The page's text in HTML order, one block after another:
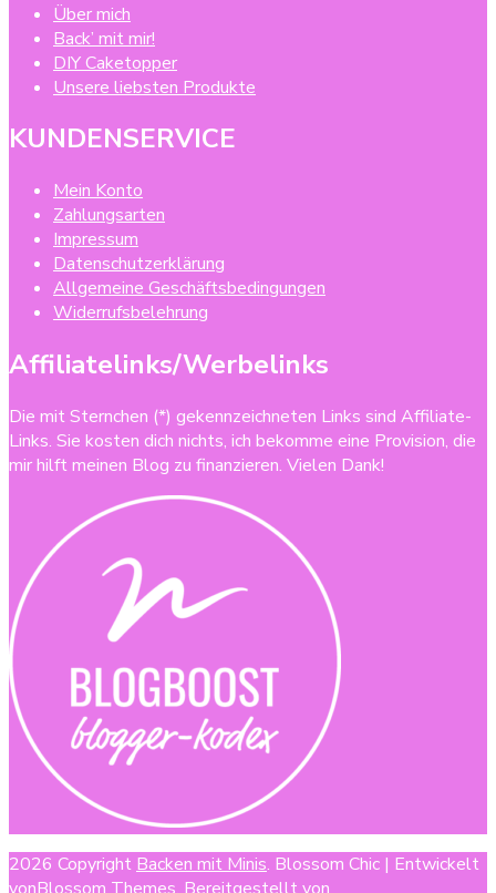
Über mich
Back’ mit mir!
DIY Caketopper
Unsere liebsten Produkte
KUNDENSERVICE
Mein Konto
Zahlungsarten
Impressum
Datenschutzerklärung
Allgemeine Geschäftsbedingungen
Widerrufsbelehrung
Affiliatelinks/Werbelinks
Die mit Sternchen (*) gekennzeichneten Links sind Affiliate-
Links. Sie kosten dich nichts, ich bekomme eine Provision, die
mir hilft meinen Blog zu finanzieren. Vielen Dank!
2026 Copyright Backen mit Minis. Blossom Chic | Entwickelt